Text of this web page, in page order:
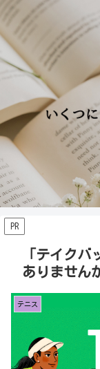
PR
「テイク
ありません
テニス